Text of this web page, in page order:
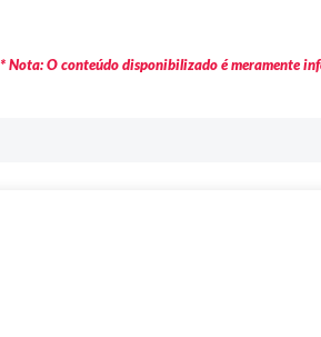
* Nota: O conteúdo disponibilizado é meramente